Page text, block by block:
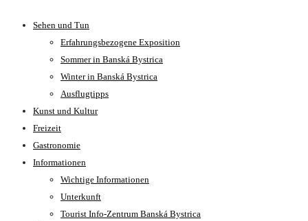
Sehen und Tun
Erfahrungsbezogene Exposition
Sommer in Banská Bystrica
Winter in Banská Bystrica
Ausflugtipps
Kunst und Kultur
Freizeit
Gastronomie
Informationen
Wichtige Informationen
Unterkunft
Tourist Info-Zentrum Banská Bystrica